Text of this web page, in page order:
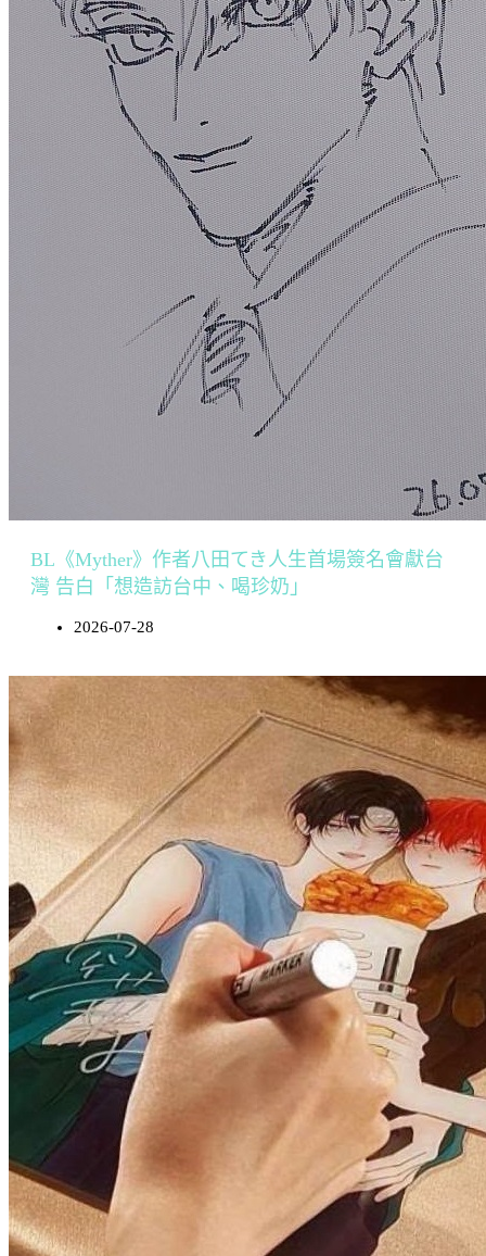
BL《Myther》作者八田てき人生首場簽名會獻台
灣 告白「想造訪台中、喝珍奶」
2026-07-28